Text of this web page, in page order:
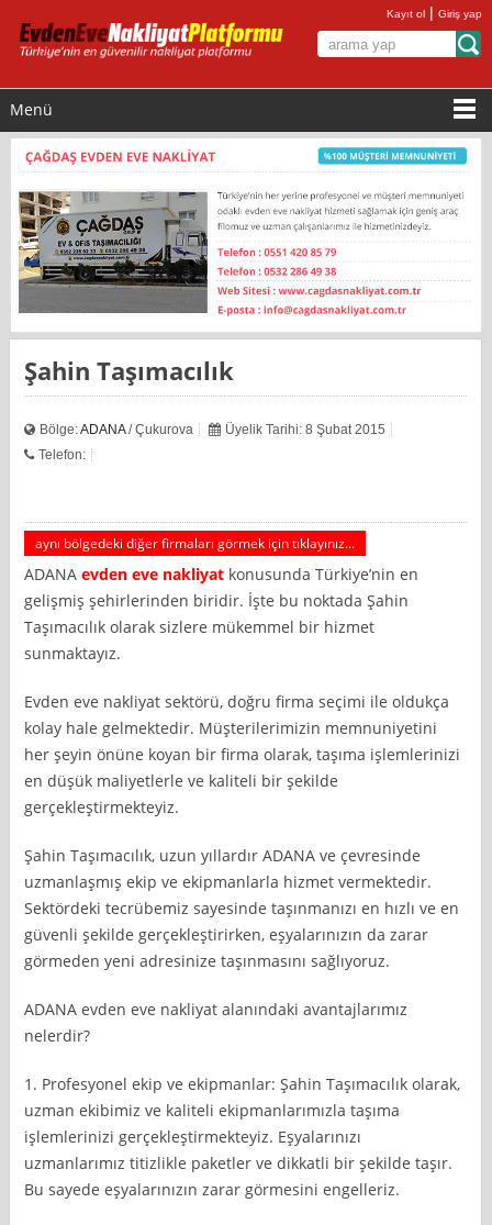
Kayıt ol |Giriş yap
Menü
Şahin Taşımacılık
Bölge:ADANA/ Çukurova
Üyelik Tarihi: 8 Şubat 2015
Telefon:
aynı bölgedeki diğer firmaları görmek için tıklayınız...
ADANAevden eve nakliyat konusunda Türkiye’nin en
gelişmiş şehirlerinden biridir. İşte bu noktada Şahin
Taşımacılık olarak sizlere mükemmel bir hizmet
sunmaktayız.
Evden eve nakliyat sektörü, doğru firma seçimi ile oldukça
kolay hale gelmektedir. Müşterilerimizin memnuniyetini
her şeyin önüne koyan bir firma olarak, taşıma işlemlerinizi
en düşük maliyetlerle ve kaliteli bir şekilde
gerçekleştirmekteyiz.
Şahin Taşımacılık, uzun yıllardır ADANA ve çevresinde
uzmanlaşmış ekip ve ekipmanlarla hizmet vermektedir.
Sektördeki tecrübemiz sayesinde taşınmanızı en hızlı ve en
güvenli şekilde gerçekleştirirken, eşyalarınızın da zarar
görmeden yeni adresinize taşınmasını sağlıyoruz.
ADANA evden eve nakliyat alanındaki avantajlarımız
nelerdir?
1. Profesyonel ekip ve ekipmanlar: Şahin Taşımacılık olarak,
uzman ekibimiz ve kaliteli ekipmanlarımızla taşıma
işlemlerinizi gerçekleştirmekteyiz. Eşyalarınızı
uzmanlarımız titizlikle paketler ve dikkatli bir şekilde taşır.
Bu sayede eşyalarınızın zarar görmesini engelleriz.